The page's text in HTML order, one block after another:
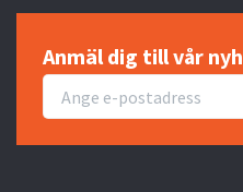
Anmäl dig till vår